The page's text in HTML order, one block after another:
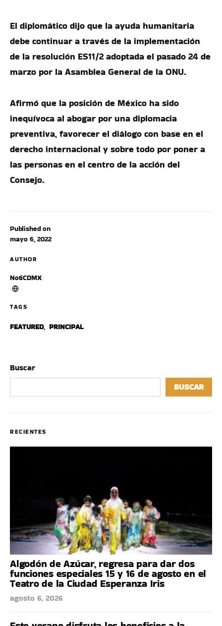
Published on
mayo 6, 2022
AUTHOR
NotiCDMX
TAGS
FEATURED, PRINCIPAL
El diplomático dijo que la ayuda humanitaria
debe continuar a través de la implementación
de la resolución ES11/2 adoptada el pasado 24 de
marzo por la Asamblea General de la ONU.
Afirmó que la posición de México ha sido
inequívoca al abogar por una diplomacia
preventiva, favorecer el diálogo con base en el
derecho internacional y sobre todo por poner a
las personas en el centro de la acción del
Consejo.
Buscar
BUSCAR
RECIENTES
Algodón de Azúcar, regresa para dar dos
funciones especiales 15 y 16 de agosto en el
Teatro de la Ciudad Esperanza Iris
agosto 6, 2026